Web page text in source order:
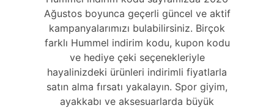
Ağustos boyunca geçerli güncel ve aktif
kampanyalarımızı bulabilirsiniz. Birçok
farklı Hummel indirim kodu, kupon kodu
ve hediye çeki seçenekleriyle
hayalinizdeki ürünleri indirimli fiyatlarla
satın alma fırsatı yakalayın. Spor giyim,
ayakkabı ve aksesuarlarda büyük